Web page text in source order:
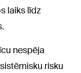
laiks līdz
nespēja
risku